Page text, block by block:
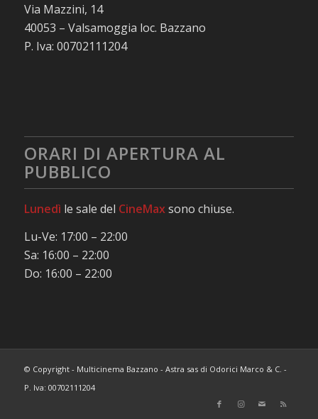
Via Mazzini, 14
40053 – Valsamoggia loc. Bazzano
P. Iva: 00702111204
ORARI DI APERTURA AL
PUBBLICO
Lunedì le sale del CineMaxsono chiuse.
Lu-Ve: 17:00 – 22:00
Sa: 16:00 – 22:00
Do: 16:00 – 22:00
© Copyright - Multicinema Bazzano - Astra sas di Odorici Marco & C. -
P. Iva: 00702111204